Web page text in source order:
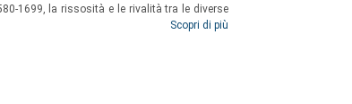
1699, la rissosità e le rivalità tra le diverse
della Corte pretoria del Podestà, sia le
vita della città e dello Studio stesso.
Scopri di più